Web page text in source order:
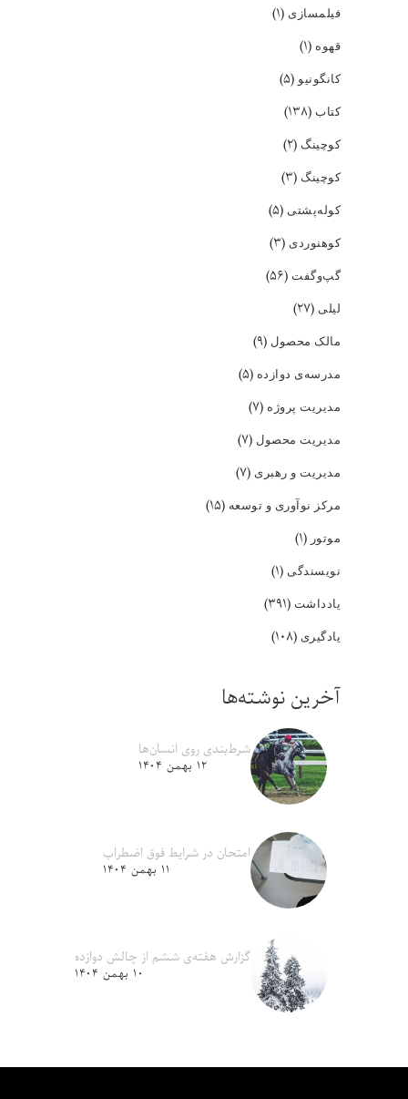
فیلمسازی (۱)
قهوه (۱)
کانگونیو (۵)
کتاب (۱۳۸)
کوچینگ (۲)
کوچینگ (۳)
کوله‌پشتی (۵)
کوهنوردی (۳)
گپ‌و‌گفت (۵۶)
لیلی (۲۷)
مالک محصول (۹)
مدرسه‌ی دوازده (۵)
مدیریت پروژه (۷)
مدیریت محصول (۷)
مدیریت و رهبری (۷)
مرکز نوآوری و توسعه (۱۵)
موتور (۱)
نویسندگی (۱)
یادداشت (۳۹۱)
یادگیری (۱۰۸)
آخرین نوشته‌ها
شرط‌بندی روی انسان‌ها
۱۲ بهمن ۱۴۰۴
امتحان در شرایط فوق اضطراب
۱۱ بهمن ۱۴۰۴
گزارش هفته‌ی ششم از چالش دوازده
۱۰ بهمن ۱۴۰۴